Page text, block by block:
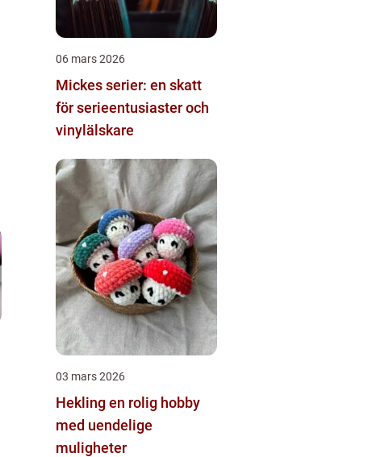
06 mars 2026
Mickes serier: en skatt
för serieentusiaster och
vinylälskare
03 mars 2026
Hekling en rolig hobby
med uendelige
muligheter